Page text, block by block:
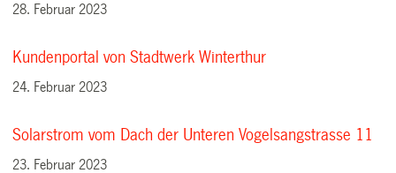
28. Februar 2023
Kundenportal von Stadtwerk Winterthur
24. Februar 2023
Solarstrom vom Dach der Unteren Vogelsangstrasse 11
23. Februar 2023